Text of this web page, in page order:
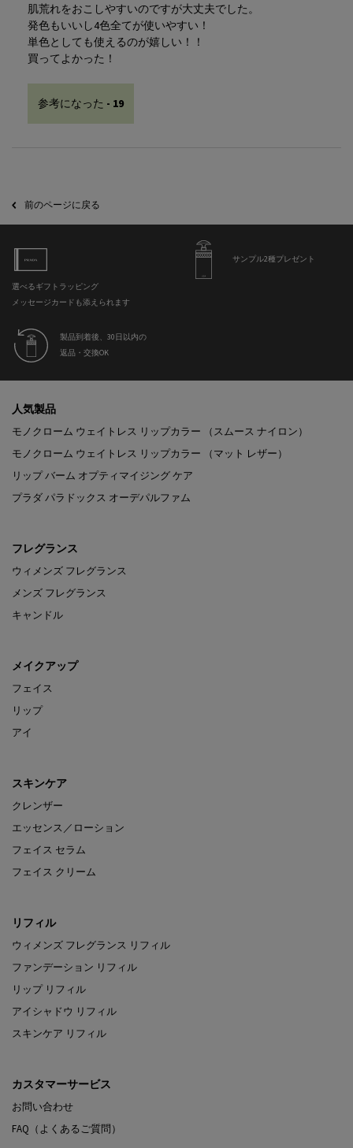
肌荒れをおこしやすいのですが大丈夫でした。
発色もいいし4色全てが使いやすい！
単色としても使えるのが嬉しい！！
買ってよかった！
参考になった - 19
前のページに戻る
選べるギフトラッピング
メッセージカードも添えられます
サンプル2種プレゼント
製品到着後、30日以内の
返品・交換OK
人気製品
モノクローム ウェイトレス リップカラー （スムース ナイロン）
モノクローム ウェイトレス リップカラー （マット レザー）
リップ バーム オプティマイジング ケア
プラダ パラドックス オーデパルファム
フレグランス
ウィメンズ フレグランス
メンズ フレグランス
キャンドル
メイクアップ
フェイス
リップ
アイ
スキンケア
クレンザー
エッセンス／ローション
フェイス セラム
フェイス クリーム
リフィル
ウィメンズ フレグランス リフィル
ファンデーション リフィル
リップ リフィル
アイシャドウ リフィル
スキンケア リフィル
カスタマーサービス
お問い合わせ
FAQ（よくあるご質問）